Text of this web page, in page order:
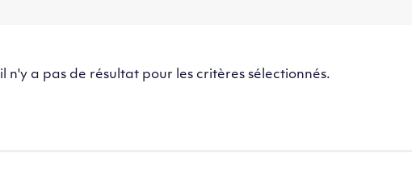
il n'y a pas de résultat pour les critères sélectionnés.